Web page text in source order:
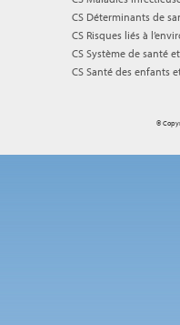
CS Déterminants de
CS Risques liés à
CS Système de santé
CS Santé des enfants
©